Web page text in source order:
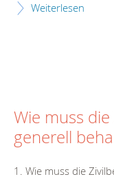
Weiterlesen
Wie muss
generell
1. Wie muss die